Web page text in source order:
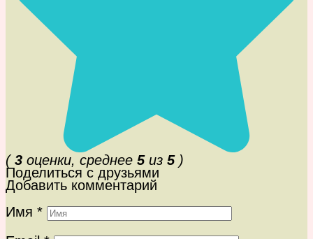
( 3 оценки, среднее 5из 5)
Поделиться с друзьями
Добавить комментарий
Имя *